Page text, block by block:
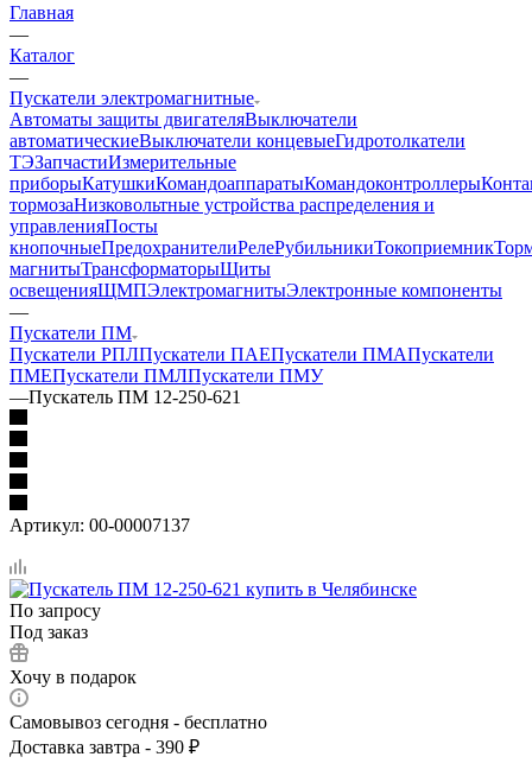
Главная
—
Каталог
—
Пускатели электромагнитные
Автоматы защиты двигателяВыключатели
автоматическиеВыключатели концевыеГидротолкатели
ТЭЗапчастиИзмерительные
приборыКатушкиКомандоаппаратыКомандоконтроллеры
тормозаНизковольтные устройства распределения и
управленияПосты
кнопочныеПредохранителиРелеРубильникиТокоприемник
магнитыТрансформаторыЩиты
освещенияЩМПЭлектромагнитыЭлектронные компоненты
—
Пускатели ПМ
Пускатели РПЛПускатели ПАЕПускатели ПМАПускатели
ПМЕПускатели ПМЛПускатели ПМУ
—Пускатель ПМ 12-250-621
Артикул: 00-00007137
По запросу
Под заказ
Хочу в подарок
Самовывоз сегодня - бесплатно
Доставка завтра - 390 ₽